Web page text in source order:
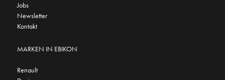
Jobs
Newsletter
Kontakt
MARKEN IN EBIKON
Renault